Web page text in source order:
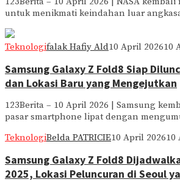
untuk menikmati keindahan luar
Teknologifalak Hafiy Ald10 April 202610
Samsung Galaxy Z Fold8 Siap
dan Lokasi Baru yang Mengejutkan
123Berita – 10 April 2026 | Samsung
pasar smartphone lipat dengan
TeknologiBelda PATRICIE10 April 202610
Samsung Galaxy Z Fold8
2025, Lokasi Peluncuran di Seoul